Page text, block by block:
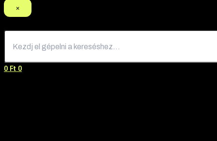
×
0 Ft 0